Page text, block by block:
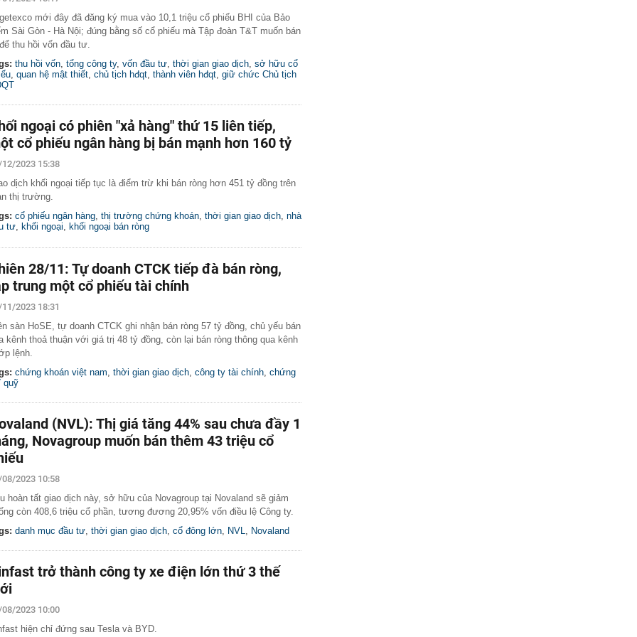
ra cách mới để sản xuất chip siêu nhỏ: Nhanh gấp
nghệ cũ, nhưng ít nhất 3 năm nữa thành sự thật
tiếng về đoàn từ thiện Huấn "Hoa Hồng": Trưởng
cùng xác nhận các chi tiết đáng chú ý
khích sáp nhập các doanh nghiệp Nhà nước nhằm
dữ liệu vùng trồng sầu riêng
'pin quả chuối' khiến 213.000 xe điện dính lỗi phồng
phải công khai xin lỗi
dụng AI vào quản lý các khu chung cư tại TP.HCM
Sky, Vua Quạt và Hồ Văn Khoa khai gì tại công an?
SN 2001 nhận 12 lần chuyển khoản tổng 5 tỷ đồng lúc
mới đây đã đăng ký mua vào 10,1 triệu cổ phiếu BHI của Bảo
Sài Gòn - Hà Nội; đúng bằng số cổ phiếu mà Tập đoàn T&T muốn bán
thu hồi vốn đầu tư.
thu hồi vốn, tổng công ty, vốn đầu tư, thời gian giao dịch, sở hữu cổ
, quan hệ mật thiết, chủ tịch hđqt, thành viên hđqt, giữ chức Chủ tịch
ngoại có phiên "xả hàng" thứ 15 liên tiếp,
cổ phiếu ngân hàng bị bán mạnh hơn 160 tỷ
2023 15:38
dịch khối ngoại tiếp tục là điểm trừ khi bán ròng hơn 451 tỷ đồng trên
thị trường.
cổ phiếu ngân hàng, thị trường chứng khoán, thời gian giao dịch, nhà
tư, khối ngoại, khối ngoại bán ròng
28/11: Tự doanh CTCK tiếp đà bán ròng,
trung một cổ phiếu tài chính
2023 18:31
sàn HoSE, tự doanh CTCK ghi nhận bán ròng 57 tỷ đồng, chủ yếu bán
kênh thoả thuận với giá trị 48 tỷ đồng, còn lại bán ròng thông qua kênh
lệnh.
chứng khoán việt nam thời gian giao dịch công ty tài chính chứng
quỹ
(NVL): Thị giá tăng 44% sau chưa đầy 1
Novagroup muốn bán thêm 43 triệu cổ
2023 10:58
hoàn tất giao dịch này, sở hữu của Novagroup tại Novaland sẽ giảm
còn 408,6 triệu cổ phần, tương đương 20,95% vốn điều lệ Công ty.
danh mục đầu tư thời gian giao dịch cổ đông lớn NVL Novaland
trở thành công ty xe điện lớn thứ 3 thế
2023 10:00
hiện chỉ đứng sau Tesla và BYD.